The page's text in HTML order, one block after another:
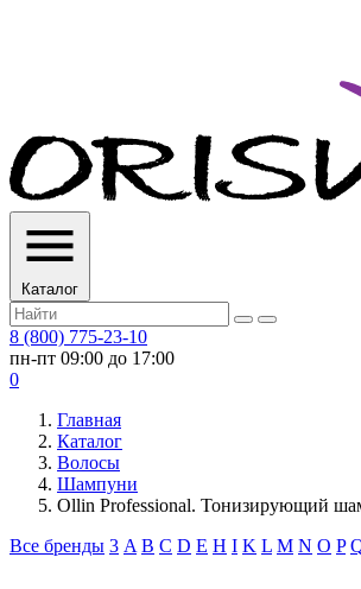
Каталог
8 (800) 775-23-10
пн-пт 09:00 до 17:00
0
Главная
Каталог
Волосы
Шампуни
Ollin Professional. Тонизирующий
Все бренды 3 A B C D E H I K L M N O P